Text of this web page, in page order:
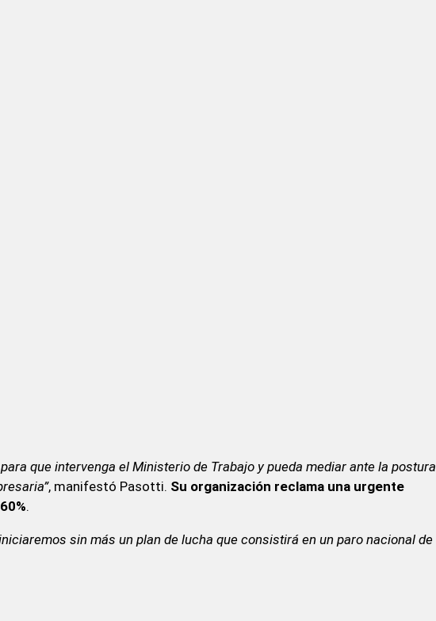
que intervenga el Ministerio de Trabajo y pueda mediar ante la postura
, manifestó Pasotti. Su organización reclama una urgente
.
sin más un plan de lucha que consistirá en un paro nacional de